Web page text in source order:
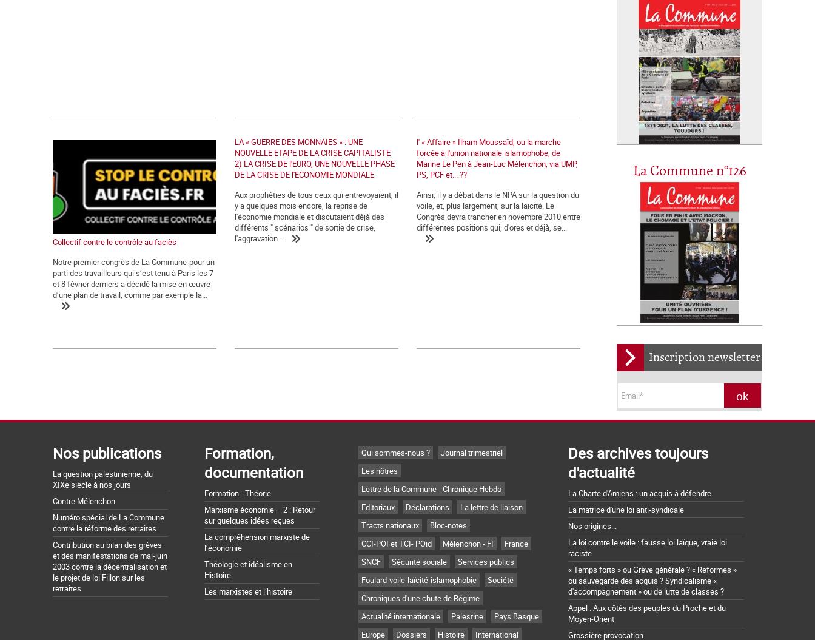
La Commune n°126
Inscription newsletter
Collectif contre le contrôle au faciès
Notre premier congrès de La Commune-pour un
parti des travailleurs qui s’est tenu à Paris les 7
et 8 février derniers a décidé la mise en œuvre
d’une plan de travail, comme par exemple la...
LA « GUERRE DES MONNAIES » : UNE
NOUVELLE ETAPE DE LA CRISE CAPITALISTE
2) LA CRISE DE l'EURO, UNE NOUVELLE PHASE
DE LA CRISE DE l'ECONOMIE MONDIALE
Aux prophéties de tous ceux qui entrevoyaient, il
y a quelques mois encore, la reprise de
l'économie mondiale et discutaient déjà des
différents " scénarios " de sortie de crise,
l'aggravation...
l' « Affaire » Ilham Moussaïd, ou la marche
forcée à l'union nationale islamophobe, de
Marine Le Pen à Jean-Luc Mélenchon, via UMP,
PS, PCF et... ??
Ainsi, il y a débat dans le NPA sur la question du
voile, et, plus largement, sur la laïcité. Le
Congrès devra trancher en novembre 2010 entre
différentes positions qui, d'ores et déjà, se...
Nos publications
La question palestinienne, du
XIXe siècle à nos jours
Contre Mélenchon
Numéro spécial de La Commune
contre la réforme des retraites
Contribution au bilan des grèves
et des manifestations de mai-juin
2003 contre la décentralisation et
le projet de loi Fillon sur les
retraites
Formation,
documentation
Formation - Théorie
Marxisme économie – 2 : Retour
sur quelques idées reçues
La compréhension marxiste de
l’économie
Théologie et idéalisme en
Histoire
Les marxistes et l’histoire
Qui sommes-nous ?
Journal trimestriel
Les nôtres
Lettre de la Commune - Chronique Hebdo
Editoriaux
Déclarations
La lettre de liaison
Tracts nationaux
Bloc-notes
CCI-POI et TCI- POid
Mélenchon - FI
France
SNCF
Sécurité sociale
Services publics
Foulard-voile-laïcité-islamophobie
Société
Chroniques d'une chute de Régime
Actualité internationale
Palestine
Pays Basque
Europe
Dossiers Histoire International
Des archives toujours
d'actualité
La Charte d'Amiens : un acquis à défendre
La matrice d'une loi anti-syndicale
Nos origines...
La loi contre le voile : fausse loi laïque, vraie loi
raciste
« Temps forts » ou Grève générale ? « Reformes »
ou sauvegarde des acquis ? Syndicalisme «
d'accompagnement » ou de lutte de classes ?
Appel : Aux côtés des peuples du Proche et du
Moyen-Orient
Grossière provocation